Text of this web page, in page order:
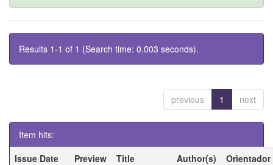
Results 1-1 of 1 (Search time: 0.003 seconds).
previous 1 next
Item hits:
Issue Date
Preview Title Author(s)
Orientador